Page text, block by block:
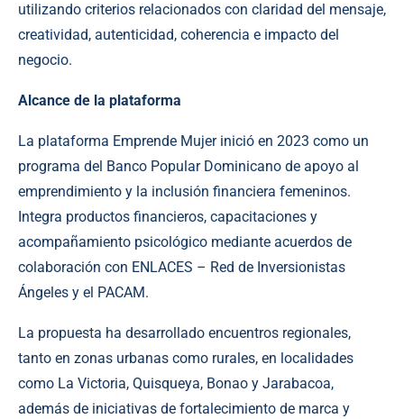
utilizando criterios relacionados con claridad del mensaje,
creatividad, autenticidad, coherencia e impacto del
negocio.
Alcance de la plataforma
La plataforma Emprende Mujer inició en 2023 como un
programa del Banco Popular Dominicano de apoyo al
emprendimiento y la inclusión financiera femeninos.
Integra productos financieros, capacitaciones y
acompañamiento psicológico mediante acuerdos de
colaboración con ENLACES – Red de Inversionistas
Ángeles y el PACAM.
La propuesta ha desarrollado encuentros regionales,
tanto en zonas urbanas como rurales, en localidades
como La Victoria, Quisqueya, Bonao y Jarabacoa,
además de iniciativas de fortalecimiento de marca y